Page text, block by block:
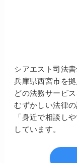
シアエスト司法
兵庫県西宮市を
どの法務サービ
むずかしい法律
「身近で相談し
しています。